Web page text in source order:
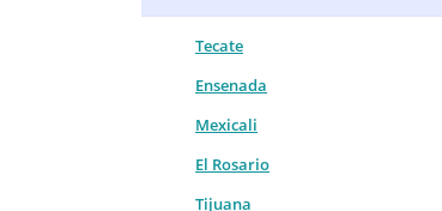
Tecate
Ensenada
Mexicali
El Rosario
Tijuana